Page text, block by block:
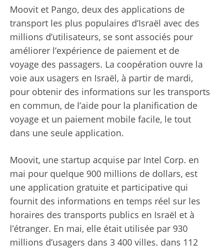
Moovit et Pango, deux des applications de
transport les plus populaires d’Israël avec des
millions d’utilisateurs, se sont associés pour
améliorer l’expérience de paiement et de
voyage des passagers. La coopération ouvre la
voie aux usagers en Israël, à partir de mardi,
pour obtenir des informations sur les transports
en commun, de l’aide pour la planification de
voyage et un paiement mobile facile, le tout
dans une seule application.
Moovit, une startup acquise par Intel Corp. en
mai pour quelque 900 millions de dollars, est
une application gratuite et participative qui
fournit des informations en temps réel sur les
horaires des transports publics en Israël et à
l’étranger. En mai, elle était utilisée par 930
millions d’usagers dans 3 400 villes. dans 112